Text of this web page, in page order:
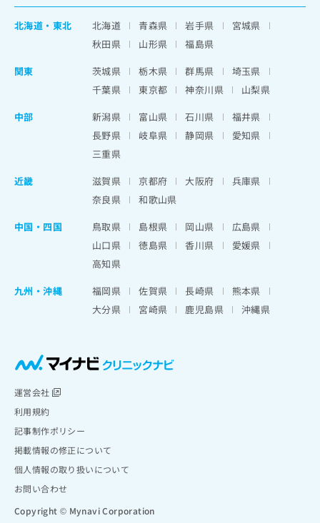
北海道 ・ 東北 北海道 青森県 岩手県
宮城県
秋田県
山形県
福島県
関東
茨城県 栃木県 群馬県
埼玉県
千葉県
東京都 神奈川県
山梨県
中部
新潟県 富山県 石川県
福井県
長野県
岐阜県 静岡県
愛知県
三重県
近畿
滋賀県 京都府 大阪府
兵庫県
奈良県
和歌山県
中国・四国
鳥取県 島根県 岡山県
広島県
山口県
徳島県 香川県
愛媛県
高知県
九州・沖縄
福岡県 佐賀県 長崎県
熊本県
大分県
宮崎県 鹿児島県 沖縄県
運営会社
利用規約
記事制作ポリシー
掲載情報の修正について
個人情報の取り扱いについて
お問い合わせ
Copyright © Mynavi Corporation